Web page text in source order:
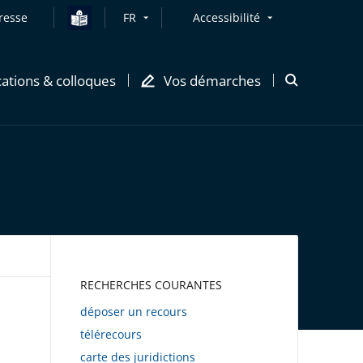
FR Accessibilité
& colloques Vos démarches
Ouvrir
RECHERCHES COURANTES
déposer un recours
télérecours
carte des juridictions